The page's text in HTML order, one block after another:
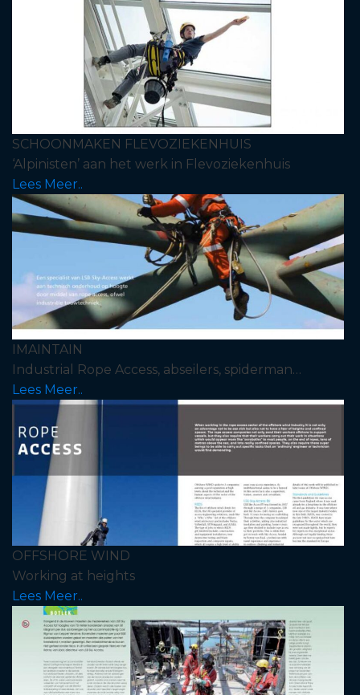
SCHOONMAKEN FLEVOZIEKENHUIS
‘Alpinisten’ aan het werk in Flevoziekenhuis
Lees Meer..
IMAINTAIN
Industrial Rope Access, abseilers, spiderman…
Lees Meer..
OFFSHORE WIND
Working at heights
Lees Meer..